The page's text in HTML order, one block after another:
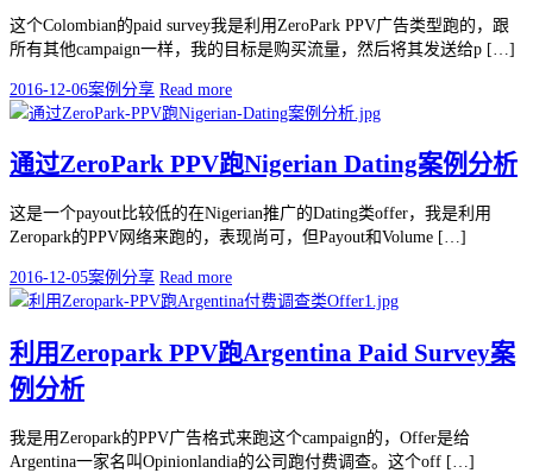
这个Colombian的paid survey我是利用ZeroPark PPV广告类型跑的，跟
所有其他campaign一样，我的目标是购买流量，然后将其发送给p […]
2016-12-06案例分享 Read more
通过ZeroPark PPV跑Nigerian Dating案例分析
这是一个payout比较低的在Nigerian推广的Dating类offer，我是利用
Zeropark的PPV网络来跑的，表现尚可，但Payout和Volume […]
2016-12-05案例分享 Read more
利用Zeropark PPV跑Argentina Paid Survey案
例分析
我是用Zeropark的PPV广告格式来跑这个campaign的，Offer是给
Argentina一家名叫Opinionlandia的公司跑付费调查。这个off […]